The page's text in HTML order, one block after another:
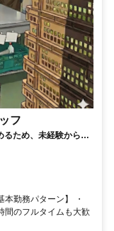
フ
るため、未経験からで
勤務パターン】 ・
間のフルタイムも大歓